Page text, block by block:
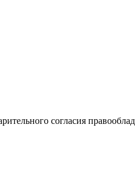
согласия